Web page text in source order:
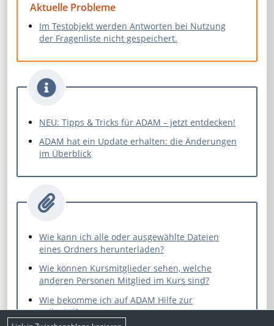
Aktuelle Probleme
Im Testobjekt werden Antworten bei Nutzung
der Fragenliste nicht gespeichert.
NEU: Tipps & Tricks für ADAM – jetzt entdecken!
ADAM hat ein Update erhalten: die Änderungen
im Überblick
Wie kann ich alle oder ausgewählte Dateien
eines Ordners herunterladen?
Wie können Kursmitglieder sehen, welche
anderen Personen Mitglied im Kurs sind?
Wie bekomme ich auf ADAM Hilfe zur
Selbsthilfe?